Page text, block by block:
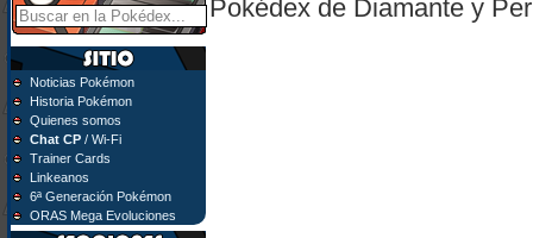
Noticias Pokémon
Historia Pokémon
Quienes somos
Chat CP/ Wi-Fi
Trainer Cards
Linkeanos
6ª Generación Pokémon
ORAS Mega Evoluciones
Pokédex de Diamante y